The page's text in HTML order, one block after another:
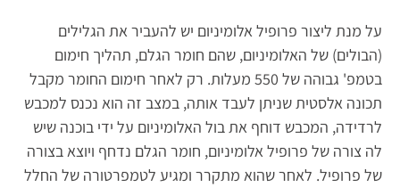
על מנת ליצור פרופיל אלומיניום יש להעביר את הגלילים
(הבולים) של האלומיניום, שהם חומר הגלם, תהליך חימום
בטמפ' גבוהה של 550 מעלות. רק לאחר חימום החומר מקבל
תכונה אלסטית שניתן לעבד אותה, במצב זה הוא נכנס למכבש
לרדידה, המכבש דוחף את בול האלומיניום על ידי בוכנה שיש
לה צורה של פרופיל אלומיניום, חומר הגלם נדחף ויוצא בצורה
של פרופיל. לאחר שהוא מתקרר ומגיע לטמפרטורה של החלל